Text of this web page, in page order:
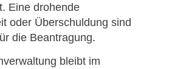
Eine drohende
oder Überschuldung sind
die Beantragung.
bleibt im